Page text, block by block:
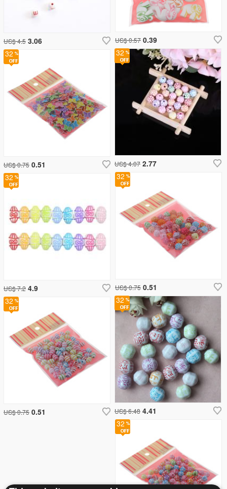
32
US$ 0.75 0.51
32
US$ 0.75 0.51
US$ 0.57 0.39
32
US$ 0.75 0.51
32
US$ 6.48 4.41
US$ 4.5 3.06
32
US$ 7.2 4.9
32
US$ 4.07 2.77
32